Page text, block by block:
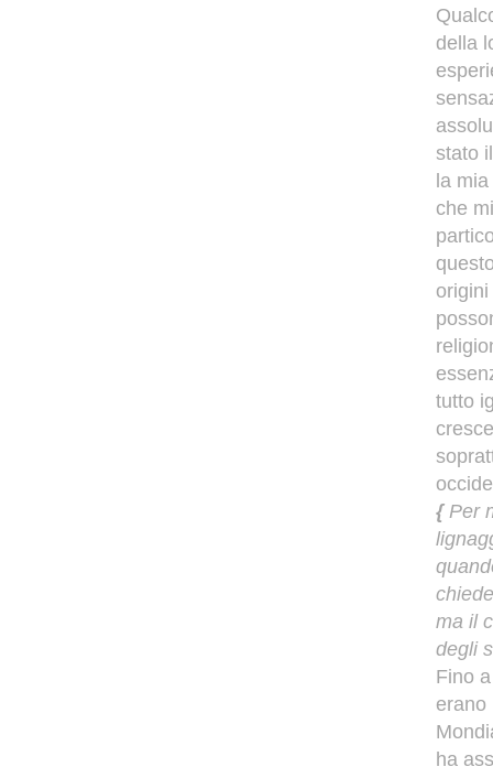
della
stato
la
che
tutto
{ Per
ma il
degli
Fino
erano
ha